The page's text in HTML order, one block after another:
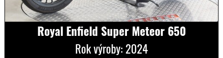
Royal Enfield Super Meteor 650
Rok výroby: 2024